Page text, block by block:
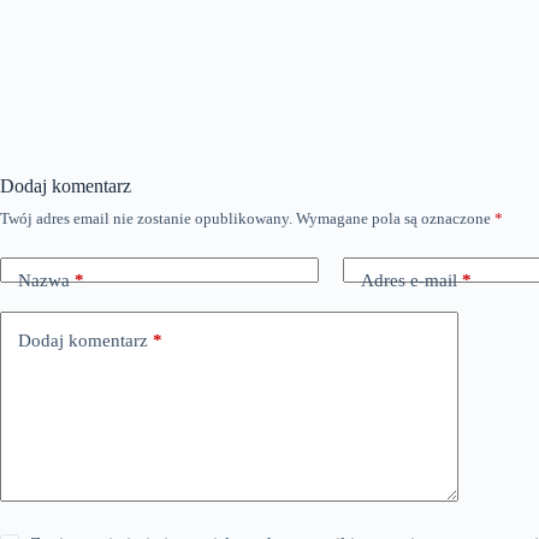
Dodaj komentarz
Twój adres email nie zostanie opublikowany. Wymagane pola są oznaczone *
Nazwa* Adres e-mail*
Dodaj komentarz *